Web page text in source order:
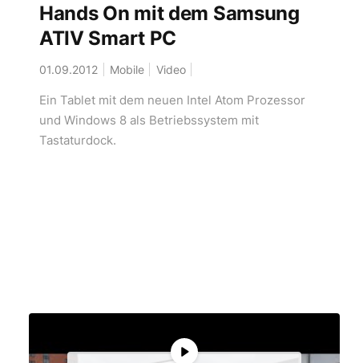
Hands On mit dem Samsung
ATIV Smart PC
01.09.2012 Mobile Video
Ein Tablet mit dem neuen Intel Atom Prozessor
und Windows 8 als Betriebssystem mit
Tastaturdock.